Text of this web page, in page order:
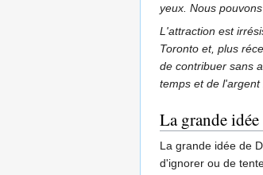
yeux. Nous
L'attraction est
Toronto et, plus
de contribuer sans
temps et de
La grande
La grande idée de
d'ignorer ou de